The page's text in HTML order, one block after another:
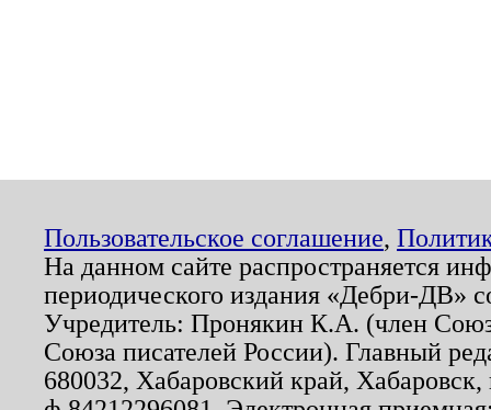
Пользовательское соглашение,
На данном сайте распространяется
периодического издания «Дебри-ДВ»
Учредитель: Пронякин К.А. (член
Союза писателей России). Главный
680032, Хабаровский край,